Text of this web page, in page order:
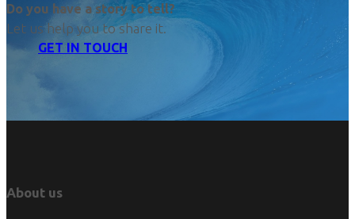
Do you have a story to tell?
Let us help you to share it.
GET IN TOUCH
About us